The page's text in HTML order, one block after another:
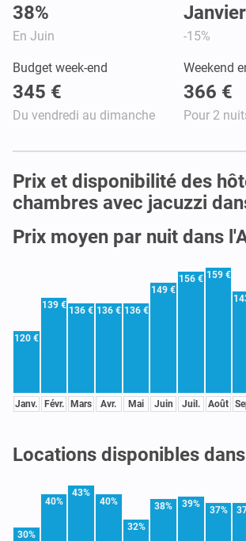
38%
En Juin -15%
Budget week-end
345 €
Du vendredi au dimanche
Weekend
366 €
Pour 2
Prix et disponibilité des
chambres avec jacuzzi
Prix moyen par nuit dans
120 €
Janv.
139 €
Févr.
136 €
Mars
136 €
Avr.
136 €
Mai
149 €
Juin
156 €
Juil.
159 €
Août
Locations disponibles
30%
40%
43%
40%
32%
38% 39%
37%